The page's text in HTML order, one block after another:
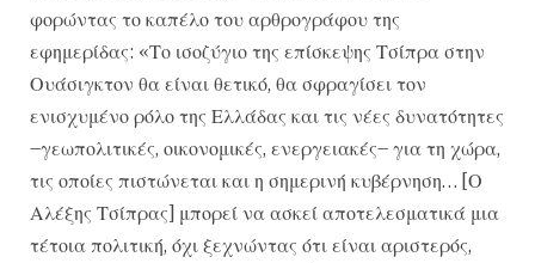
φορώντας το καπέλο του αρθρογράφου της
εφημερίδας: «Το ισοζύγιο της επίσκεψης Τσίπρα στην
Ουάσιγκτον θα είναι θετικό, θα σφραγίσει τον
ενισχυμένο ρόλο της Ελλάδας και τις νέες δυνατότητες
–γεωπολιτικές, οικονομικές, ενεργειακές– για τη χώρα,
τις οποίες πιστώνεται και η σημερινή κυβέρνηση… [Ο
Αλέξης Τσίπρας] μπορεί να ασκεί αποτελεσματικά μια
τέτοια πολιτική, όχι ξεχνώντας ότι είναι αριστερός,